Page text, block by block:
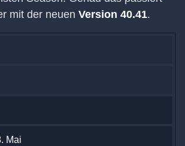
mit der neuen Version 40.41.
Mai